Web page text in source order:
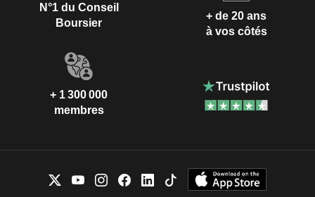
N°1 du Conseil
Boursier
+ de 20 ans
à vos côtés
+ 1 300 000
membres